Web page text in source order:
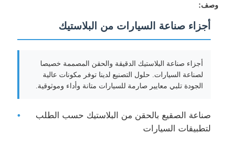
وصف:
أجزاء صناعة السيارات من البلاستيك
أجزاء صناعة البلاستيك الدقيقة والحقن المصممة خصيصا
لصناعة السيارات. حلول التصنيع لدينا توفر مكونات عالية
الجودة تلبي معايير صارمة للسيارات متانة وأداء وموثوقية.
صناعة الصقيع بالحقن من البلاستيك حسب الطلب
لتطبيقات السيارات